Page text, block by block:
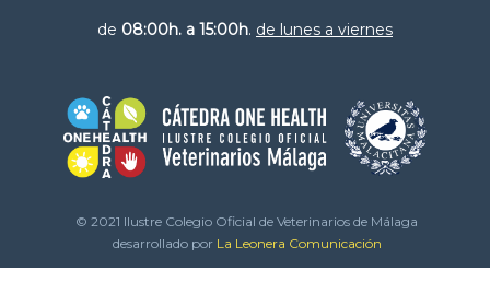
de 08:00h. a 15:00h. de lunes a viernes
© 2021 Ilustre Colegio Oficial de Veterinarios de Málaga
desarrollado por La Leonera Comunicación